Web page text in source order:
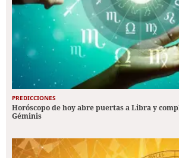
PREDICCIONES
Horóscopo de hoy abre puertas a Libra y
Géminis